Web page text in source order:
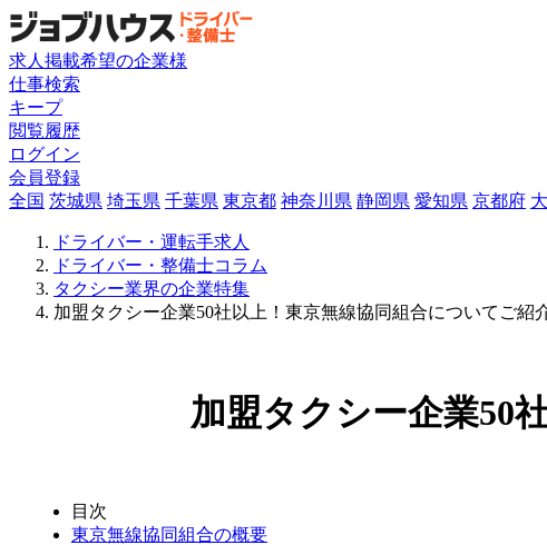
求人掲載希望の企業様
仕事検索
キープ
閲覧履歴
ログイン
会員登録
全国 茨城県 埼玉県 千葉県 東京都 神奈川県 静岡県 愛知県 京都府
ドライバー・運転手求人
ドライバー・整備士コラム
タクシー業界の企業特集
加盟タクシー企業50社以上！東京無線協同組合についてご紹
加盟タクシー企業50
目次
東京無線協同組合の概要